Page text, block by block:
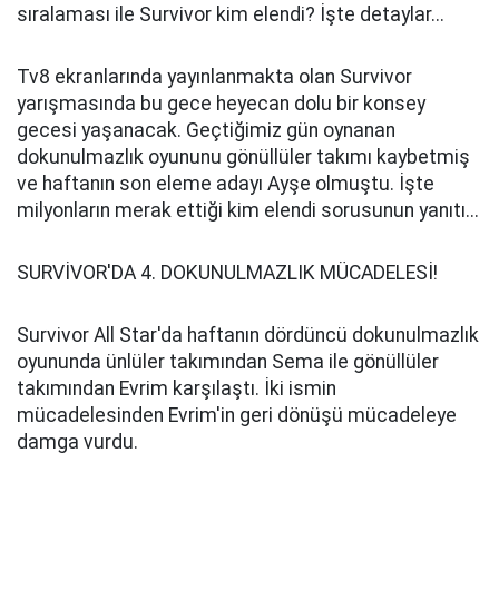
sıralaması ile Survivor kim elendi? İşte detaylar...
Tv8 ekranlarında yayınlanmakta olan Survivor
yarışmasında bu gece heyecan dolu bir konsey
gecesi yaşanacak. Geçtiğimiz gün oynanan
dokunulmazlık oyununu gönüllüler takımı kaybetmiş
ve haftanın son eleme adayı Ayşe olmuştu. İşte
milyonların merak ettiği kim elendi sorusunun yanıtı...
SURVİVOR'DA 4. DOKUNULMAZLIK MÜCADELESİ!
Survivor All Star'da haftanın dördüncü dokunulmazlık
oyununda ünlüler takımından Sema ile gönüllüler
takımından Evrim karşılaştı. İki ismin
mücadelesinden Evrim'in geri dönüşü mücadeleye
damga vurdu.